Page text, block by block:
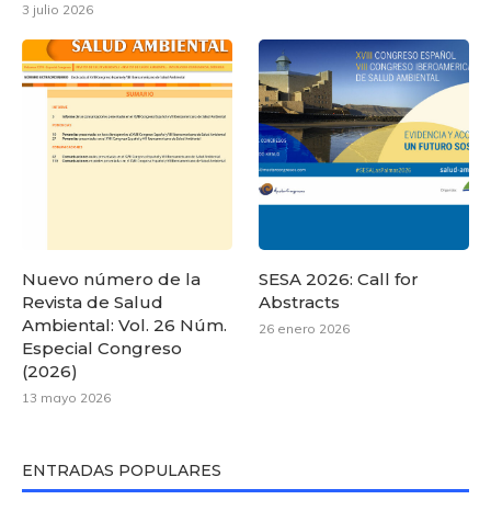
3 julio 2026
Nuevo número de la
Revista de Salud
Ambiental: Vol. 26 Núm.
Especial Congreso
(2026)
13 mayo 2026
SESA 2026: Call for
Abstracts
26 enero 2026
ENTRADAS POPULARES